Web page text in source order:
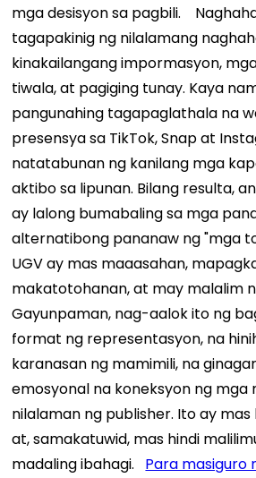
mga desisyon sa pagbili.
tagapakinig ng nilalamang
kinakailangang impormasyon,
tiwala, at pagiging tunay. Kaya
pangunahing tagapaglathala na
presensya sa TikTok, Snap at
natatabunan ng kanilang mga
aktibo sa lipunan. Bilang resulta,
ay lalong bumabaling sa mga
alternatibong pananaw ng "mga
UGV ay mas maaasahan,
makatotohanan, at may malalim
Gayunpaman, nag-aalok ito ng
format ng representasyon, na
karanasan ng mamimili, na
emosyonal na koneksyon ng mga
nilalaman ng publisher. Ito ay
at, samakatuwid, mas hindi
madaling ibahagi.
Para masiguro